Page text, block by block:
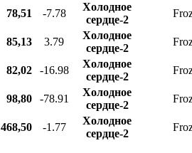
78,51 -7.78
Холодное
сердце-2
85,13 3.79
Холодное
сердце-2
82,02 -16.98
Холодное
сердце-2
98,80 -78.91
Холодное
сердце-2
468,50 -1.77
Холодное
сердце-2